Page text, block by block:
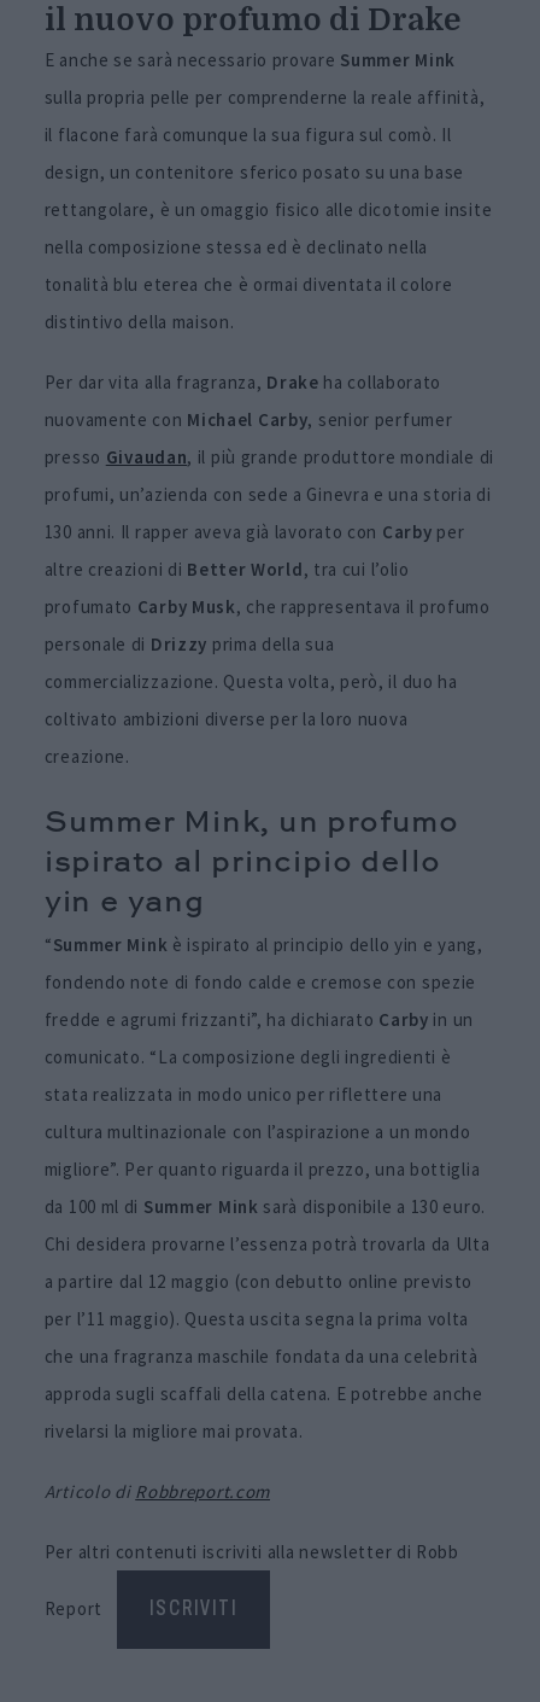
il nuovo profumo di Drake
E anche se sarà necessario provare Summer Mink
sulla propria pelle per comprenderne la reale affinità,
il flacone farà comunque la sua figura sul comò. Il
design, un contenitore sferico posato su una base
rettangolare, è un omaggio fisico alle dicotomie insite
nella composizione stessa ed è declinato nella
tonalità blu eterea che è ormai diventata il colore
distintivo della maison.
Per dar vita alla fragranza, Drake ha collaborato
nuovamente con Michael Carby, senior perfumer
presso Givaudan, il più grande produttore mondiale di
profumi, un’azienda con sede a Ginevra e una storia di
130 anni. Il rapper aveva già lavorato con Carby per
altre creazioni di Better World, tra cui l’olio
profumato Carby Musk, che rappresentava il profumo
personale di Drizzy prima della sua
commercializzazione. Questa volta, però, il duo ha
coltivato ambizioni diverse per la loro nuova
creazione.
Summer Mink, un profumo
ispirato al principio dello
yin e yang
“Summer Mink è ispirato al principio dello yin e yang,
fondendo note di fondo calde e cremose con spezie
fredde e agrumi frizzanti”, ha dichiarato Carby in un
comunicato. “La composizione degli ingredienti è
stata realizzata in modo unico per riflettere una
cultura multinazionale con l’aspirazione a un mondo
migliore”. Per quanto riguarda il prezzo, una bottiglia
da 100 ml di Summer Mink sarà disponibile a 130 euro.
Chi desidera provarne l’essenza potrà trovarla da Ulta
a partire dal 12 maggio (con debutto online previsto
per l’11 maggio). Questa uscita segna la prima volta
che una fragranza maschile fondata da una celebrità
approda sugli scaffali della catena. E potrebbe anche
rivelarsi la migliore mai provata.
Articolo di Robbreport.com
Per altri contenuti iscriviti alla newsletter di Robb
Report ISCRIVITI